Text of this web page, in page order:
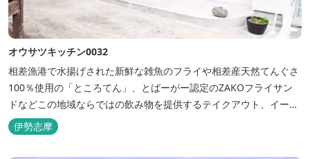
オウサツキッチン0032
相差漁港で水揚げされた新鮮な雑魚のフライや相差産天然てんぐさ
100％使用の「ところてん」、とばーがー認定のZAKOフライサン
ドなどこの地域ならではの飲み物を提供するテイクアウト、イート
インのお店です。
伊勢志摩